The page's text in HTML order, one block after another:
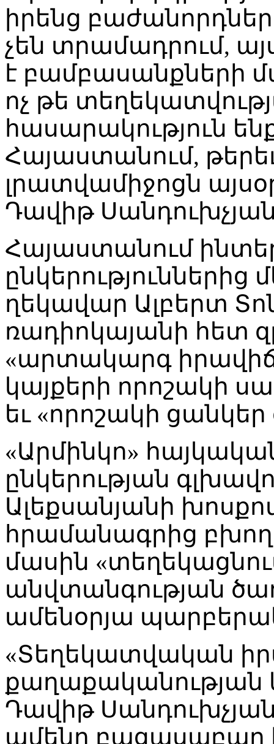
իրենց
չեն տրամադրում,
է բամբասանքների
ոչ թե
հասարակություն
Հայաստանում,
լրատվամիջոցն
Դավիթ
Հայաստանում
ընկերություններից
ղեկավար Ալբերտ
ռադիոկայանի հետ
«արտակարգ
կայքերի որոշակի
եւ «որոշակի ցանկեր
«Արմինկո»
ընկերության
Ալեքսանյանի
հրամանագրից
մասին
անվտանգության
ամենօրյա
«Տեղեկատվական
քաղաքականության
Դավիթ
ամենը բացասաբար